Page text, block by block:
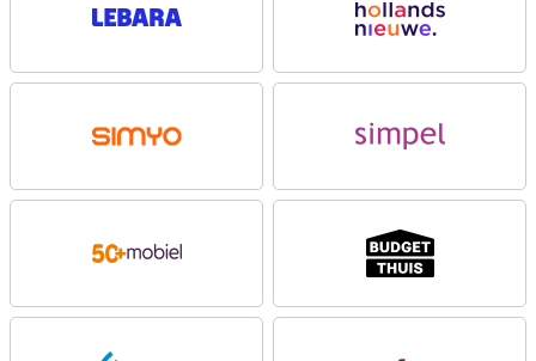
favoriete zenders, zonder internet. Handig als je even wilt
ontspannen of het nieuws wilt volgen. Ook zit er een simpele
Je bewaart contacten en berichten op het interne geheugen van
128 MB. Dat is genoeg voor basisgebruik, maar je kunt het
nodig hebt. De 1150 mAh-batterij gaat bovendien lekker lang mee,
makkelijk via het meegeleverde oplaadstation. Praktisch en
gebruiksvriendelijk!
Betrouwbare keuze